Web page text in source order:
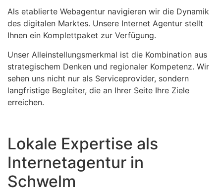
Als etablierte Webagentur navigieren wir die Dynamik
des digitalen Marktes. Unsere Internet Agentur stellt
Ihnen ein Komplettpaket zur Verfügung.
Unser Alleinstellungsmerkmal ist die Kombination aus
strategischem Denken und regionaler Kompetenz. Wir
sehen uns nicht nur als Serviceprovider, sondern
langfristige Begleiter, die an Ihrer Seite Ihre Ziele
erreichen.
Lokale Expertise als
Internetagentur in
Schwelm